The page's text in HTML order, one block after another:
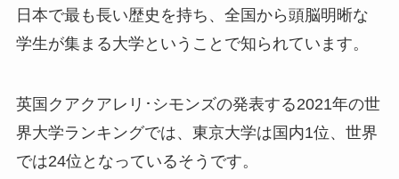
日本で最も長い歴史を持ち、全国から頭脳明晰な
学生が集まる大学ということで知られています。
英国クアクアレリ･シモンズの発表する2021年の世
界大学ランキングでは、東京大学は国内1位、世界
では24位となっているそうです。